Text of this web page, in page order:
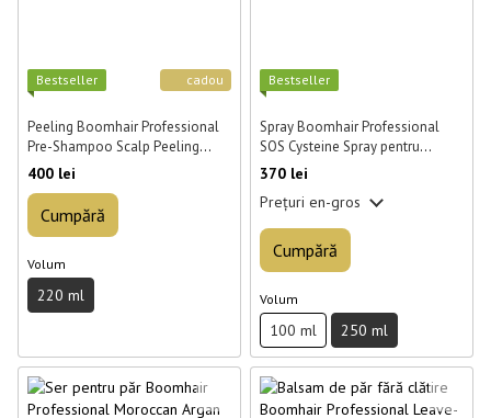
cadou
Best­seller
Peeling Boomhair Professional
Pre-Shampoo Scalp Peeling
pentru scalp 220 ml
400 lei
Cumpără
Volum
220 ml
Best­seller
Spray Boomhair Professional
SOS Cysteine Spray pentru
regenerarea părului 250 ml
370 lei
Prețuri en-gros
Cumpără
Volum
100 ml 250 ml